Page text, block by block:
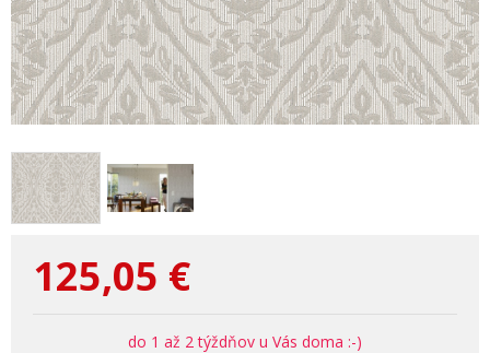
125,05 €
do 1 až 2 týždňov u Vás doma :-)